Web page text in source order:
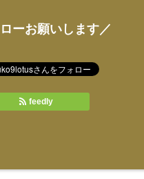
ーお願いします／
feedly